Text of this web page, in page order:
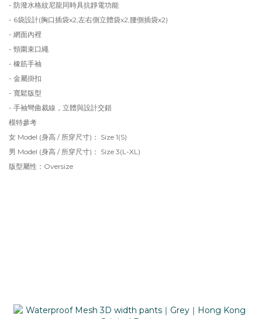
- 防潑水格紋尼龍同時具抗靜電功能
- 6袋設計(胸口插袋x2,左右側立體袋x2,腰側插袋x2)
- 網面內裡
- 頸圍束口繩
- 橡筋手袖
- 金屬掛扣
- 寬鬆版型
- 手袖彎曲裁線，立體與設計交錯
模特參考
女 Model (身高 / 所穿尺寸)： Size 1(S)
男 Model (身高 / 所穿尺寸)： Size 3(L-XL)
版型屬性：Oversize